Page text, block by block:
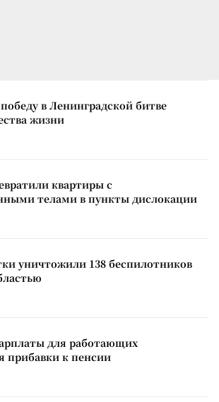
в Ленинградской битве
жизни
квартиры с
телами в пункты дислокации
уничтожили 138 беспилотников
для работающих
прибавки к пенсии